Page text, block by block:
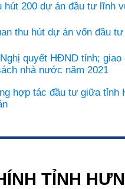
hút 200 dự án đầu tư lĩnh
thu hút dự án vốn đầu tư
quyết HĐND tỉnh;
nhà nước năm 2021
hợp tác đầu tư giữa tỉnh
TỈNH